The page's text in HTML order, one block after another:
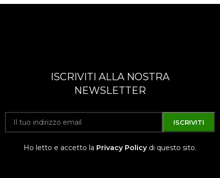
ISCRIVITI ALLA NOSTRA
NEWSLETTER
Ho letto e accetto la Privacy Policy di questo sito.